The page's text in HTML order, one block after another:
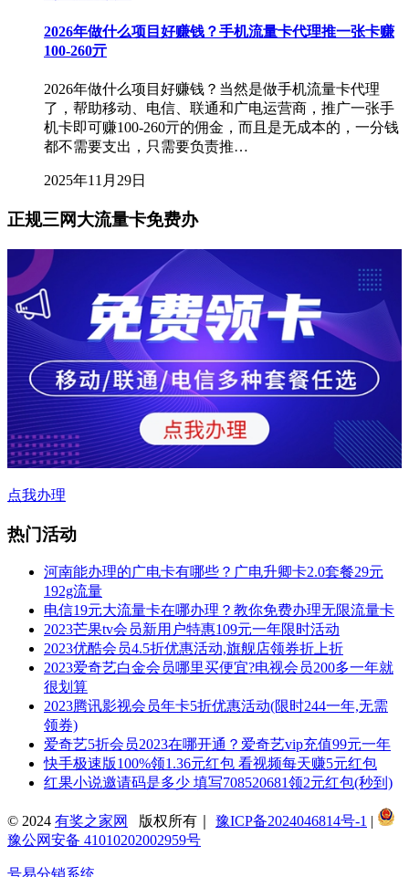
2026年做什么项目好赚钱？手机流量卡代理推一张卡赚
100-260亓
2026年做什么项目好赚钱？当然是做手机流量卡代理
了，帮助移动、电信、联通和广电运营商，推广一张手
机卡即可赚100-260亓的佣金，而且是无成本的，一分钱
都不需要支出，只需要负责推…
2025年11月29日
正规三网大流量卡免费办
点我办理
热门活动
河南能办理的广电卡有哪些？广电升卿卡2.0套餐29元
192g流量
电信19元大流量卡在哪办理？教你免费办理无限流量卡
2023芒果tv会员新用户特惠109元一年限时活动
2023优酷会员4.5折优惠活动,旗舰店领券折上折
2023爱奇艺白金会员哪里买便宜?电视会员200多一年就
很划算
2023腾讯影视会员年卡5折优惠活动(限时244一年,无需
领券)
爱奇艺5折会员2023在哪开通？爱奇艺vip充值99元一年
快手极速版100%领1.36元红包 看视频每天赚5元红包
红果小说邀请码是多少 填写708520681领2元红包(秒到)
© 2024 有奖之家网 版权所有｜ 豫ICP备2024046814号-1 |
豫公网安备 41010202002959号